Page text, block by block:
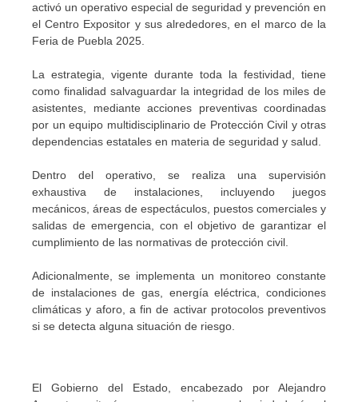
activó un operativo especial de seguridad y prevención en
el Centro Expositor y sus alrededores, en el marco de la
Feria de Puebla 2025.
La estrategia, vigente durante toda la festividad, tiene
como finalidad salvaguardar la integridad de los miles de
asistentes, mediante acciones preventivas coordinadas
por un equipo multidisciplinario de Protección Civil y otras
dependencias estatales en materia de seguridad y salud.
Dentro del operativo, se realiza una supervisión
exhaustiva de instalaciones, incluyendo juegos
mecánicos, áreas de espectáculos, puestos comerciales y
salidas de emergencia, con el objetivo de garantizar el
cumplimiento de las normativas de protección civil.
Adicionalmente, se implementa un monitoreo constante
de instalaciones de gas, energía eléctrica, condiciones
climáticas y aforo, a fin de activar protocolos preventivos
si se detecta alguna situación de riesgo.
El Gobierno del Estado, encabezado por Alejandro